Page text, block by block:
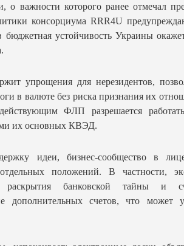
о важности которого ранее отмечал
консорциума RRR4U
бюджетная устойчивость Украины
упрощения для нерезидентов,
в валюте без риска признания их
ФЛП разрешается
их основных КВЭД.
идеи, бизнес-сообщество в
положений. В частности,
раскрытия банковской тайны и
дополнительных счетов, что может